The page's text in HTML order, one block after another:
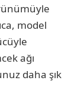
model
ağı
daha şık